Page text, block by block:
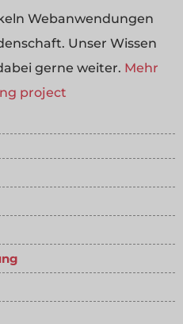
Webanwendungen
Unser Wissen
gerne weiter. Mehr
project